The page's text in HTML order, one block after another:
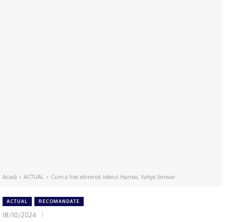
Acasă ACTUAL Cum a fost eliminat liderul Hamas, Yahya Sinwar
ACTUAL RECOMANDATE
18/10/2024